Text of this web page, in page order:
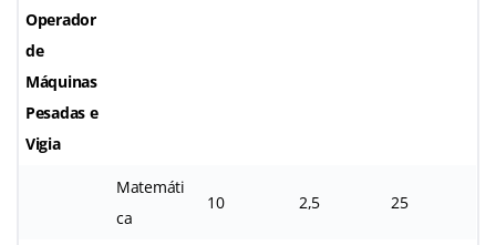
Operador
de
Máquinas
Pesadas e
Vigia
Matemáti
ca
10 2,5 25